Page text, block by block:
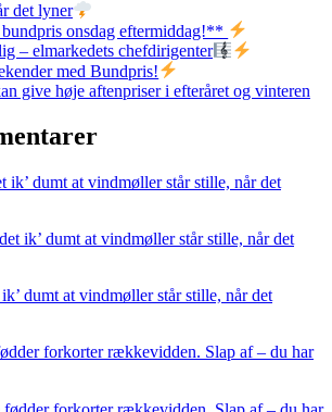
det lyner
onsdag eftermiddag!**
– elmarkedets chefdirigenter
med Bundpris!
give høje aftenpriser i efteråret og vinteren
ik’ dumt at vindmøller står stille, når det
ik’ dumt at vindmøller står stille, når det
dumt at vindmøller står stille, når det
forkorter rækkevidden. Slap af – du har